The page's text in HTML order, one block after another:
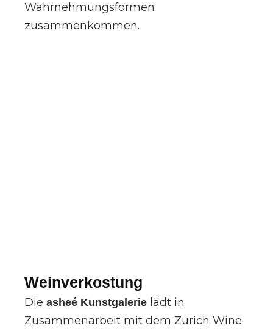
Wahrnehmungsformen
zusammenkommen.
Weinverkostung
Die asheé Kunstgalerie lädt in
Zusammenarbeit mit dem Zurich Wine